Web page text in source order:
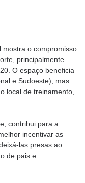
mostra o compromisso
principalmente
O espaço beneficia
e Sudoeste), mas
local de treinamento,
contribui para a
incentivar as
las presas ao
de pais e